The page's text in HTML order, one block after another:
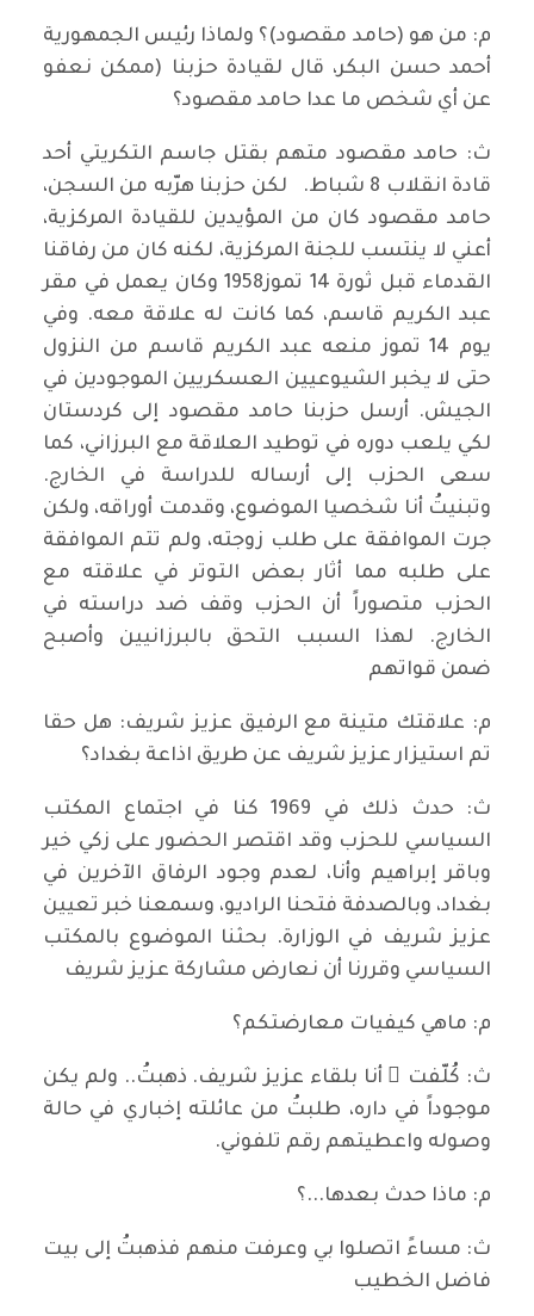
م: من هو (حامد مقصود)؟ ولماذا رئيس الجمهورية
أحمد حسن البكر، قال لقيادة حزبنا (ممكن نعفو
عن أي شخص ما عدا حامد مقصود؟
ث: حامد مقصود متهم بقتل جاسم التكريتي أحد
قادة انقلاب 8 شباط. لكن حزبنا هرّبه من السجن،
حامد مقصود كان من المؤيدين للقيادة المركزية،
أعني لا ينتسب للجنة المركزية، لكنه كان من رفاقنا
القدماء قبل ثورة 14 تموز1958 وكان يعمل في مقر
عبد الكريم قاسم، كما كانت له علاقة معه. وفي
يوم 14 تموز منعه عبد الكريم قاسم من النزول
حتى لا يخبر الشيوعيين العسكريين الموجودين في
الجيش. أرسل حزبنا حامد مقصود إلى كردستان
لكي يلعب دوره في توطيد العلاقة مع البرزاني، كما
سعى الحزب إلى أرساله للدراسة في الخارج.
وتبنيتُ أنا شخصيا الموضوع، وقدمت أوراقه، ولكن
جرت الموافقة على طلب زوجته، ولم تتم الموافقة
على طلبه مما أثار بعض التوتر في علاقته مع
الحزب متصوراً أن الحزب وقف ضد دراسته في
الخارج. لهذا السبب التحق بالبرزانيين وأصبح
ضمن قواتهم
م: علاقتك متينة مع الرفيق عزيز شريف: هل حقا
تم استيزار عزيز شريف عن طريق اذاعة بغداد؟
ث: حدث ذلك في 1969 كنا في اجتماع المكتب
السياسي للحزب وقد اقتصر الحضور على زكي خير
وباقر إبراهيم وأنا، لعدم وجود الرفاق الآخرين في
بغداد، وبالصدفة فتحنا الراديو، وسمعنا خبر تعيين
عزيز شريف في الوزارة. بحثنا الموضوع بالمكتب
السياسي وقررنا أن نعارض مشاركة عزيز شريف
م: ماهي كيفيات معارضتكم؟
ث: كُلّفت ُ أنا بلقاء عزيز شريف. ذهبتُ.. ولم يكن
موجوداً في داره، طلبتُ من عائلته إخباري في حالة
وصوله واعطيتهم رقم تلفوني.
م: ماذا حدث بعدها...؟
ث: مساءً اتصلوا بي وعرفت منهم فذهبتُ إلى بيت
فاضل الخطيب